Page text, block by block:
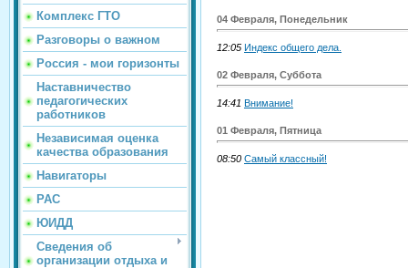
Комплекс ГТО
Разговоры о важном
Россия - мои горизонты
Наставничество
педагогических
работников
Независимая оценка
качества образования
Навигаторы
РАС
ЮИДД
Сведения об
организации отдыха и
04 Февраля, Понедельник
12:05 Индекс общего дела.
02 Февраля, Суббота
14:41 Внимание!
01 Февраля, Пятница
08:50 Самый классный!